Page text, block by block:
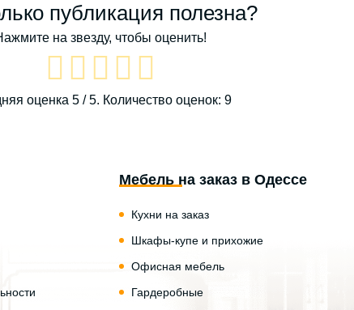
публикация полезна?
на звезду, чтобы оценить!
оценка 5/ 5. Количество оценок: 9
Мебель на заказ в Одессе
Кухни на заказ
Шкафы-купе и прихожие
Офисная мебель
Гардеробные